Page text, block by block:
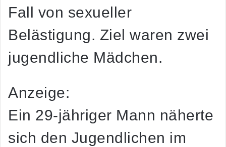
Fall von sexueller
Belästigung. Ziel waren zwei
jugendliche Mädchen.
Anzeige:
Ein 29-jähriger Mann näherte
sich den Jugendlichen im